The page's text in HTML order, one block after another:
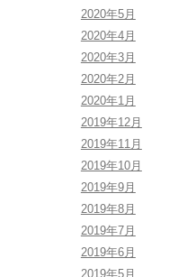
2020年5月
2020年4月
2020年3月
2020年2月
2020年1月
2019年12月
2019年11月
2019年10月
2019年9月
2019年8月
2019年7月
2019年6月
2019年5月